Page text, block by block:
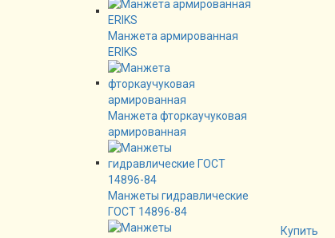
Манжета армированная
ERIKS
Манжета фторкаучуковая
армированная
Манжеты гидравлические
ГОСТ 14896-84
Купить